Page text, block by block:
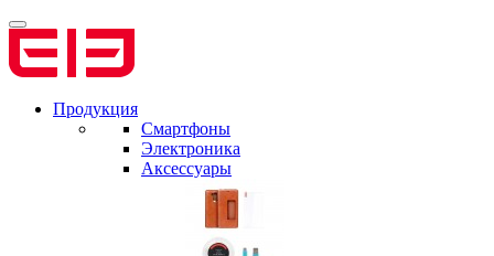
Продукция
Смартфоны
Электроника
Аксессуары